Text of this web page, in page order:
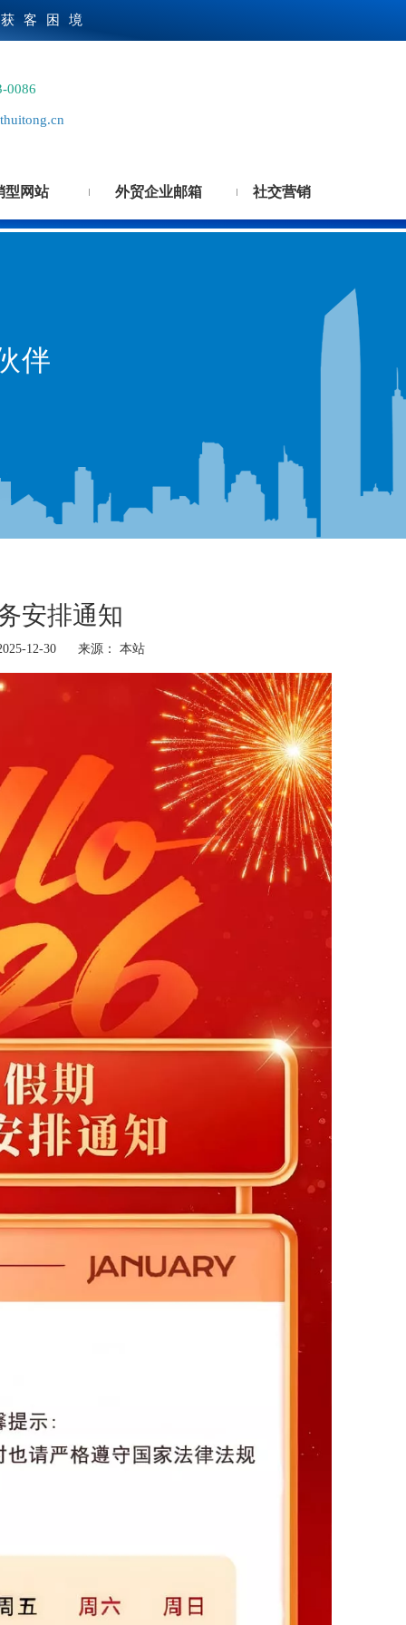
客困境
0086
型网站 外贸企业邮箱 社交营销
伴
安排通知
12-30 来源： 本站